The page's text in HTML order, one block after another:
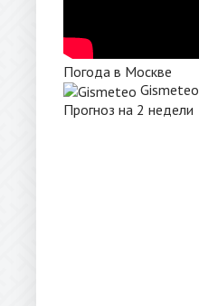
Погода в Москве
Gismeteo
Прогноз на 2 недели